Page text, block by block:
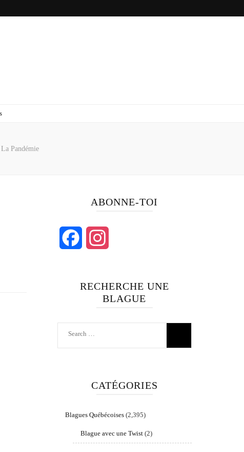
Pandémie
ABONNE-TOI
RECHERCHE UNE
BLAGUE
Search
CATÉGORIES
Blagues Québécoises(2,395)
Blague avec une Twist(2)